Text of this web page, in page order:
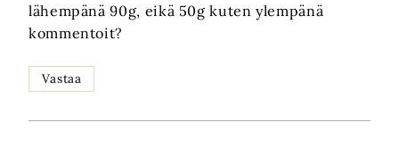
lähempänä 90g, eikä 50g kuten ylempänä
kommentoit?
Vastaa